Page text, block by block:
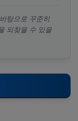
탕으로 꾸준히
되찾을 수 있을